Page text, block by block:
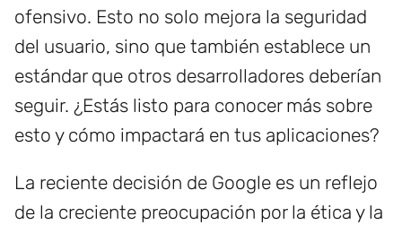
ofensivo. Esto no solo mejora la seguridad
del usuario, sino que también establece un
estándar que otros desarrolladores deberían
seguir. ¿Estás listo para conocer más sobre
esto y cómo impactará en tus aplicaciones?
La reciente decisión de Google es un reflejo
de la creciente preocupación por la ética y la